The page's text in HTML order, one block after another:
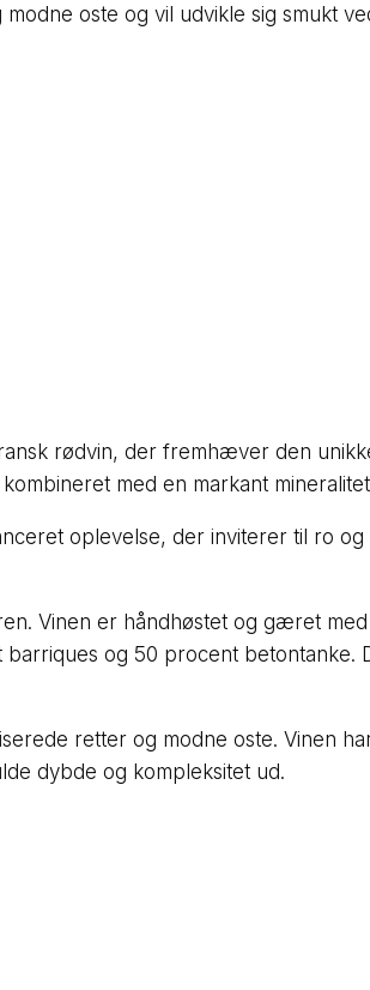
oste og vil udvikle sig smukt
rødvin, der fremhæver den
med en markant
oplevelse, der inviterer til ro
Vinen er håndhøstet og gæret
og 50 procent betontanke.
retter og modne oste. Vinen
dybde og kompleksitet ud.